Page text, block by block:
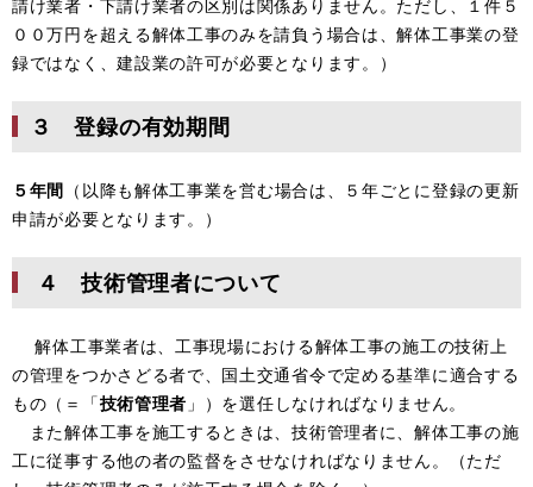
請け業者・下請け業者の区別は関係ありません。ただし、１件５
００万円を超える解体工事のみを請負う場合は、解体工事業の登
録ではなく、建設業の許可が必要となります。）
３ 登録の有効期間
５年間 （以降も解体工事業を営む場合は、５年ごとに登録の更新
申請が必要となります。）
４ 技術管理者について
解体工事業者は、工事現場における解体工事の施工の技術上
の管理をつかさどる者で、国土交通省令で定める基準に適合する
もの（＝「技術管理者 」）を選任しなければなりません。
また解体工事を施工するときは、技術管理者に、解体工事の施
工に従事する他の者の監督をさせなければなりません。（ただ